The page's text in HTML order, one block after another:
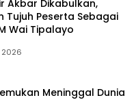
Akbar Dikabulkan,
Tujuh Peserta Sebagai
Wai Tipalayo
Meninggal Dunia